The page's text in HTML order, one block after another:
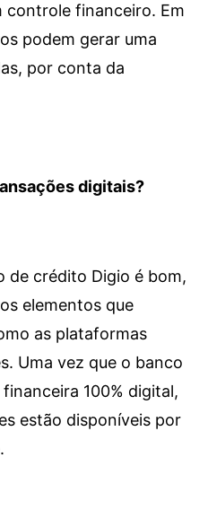
controle financeiro. Em
podem gerar uma
por conta da
digitais?
de crédito Digio é bom,
elementos que
as plataformas
Uma vez que o banco
100% digital,
estão disponíveis por